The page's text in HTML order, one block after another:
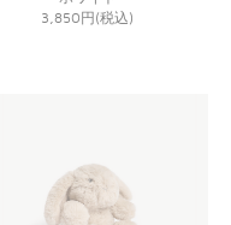
3,850円(税込)